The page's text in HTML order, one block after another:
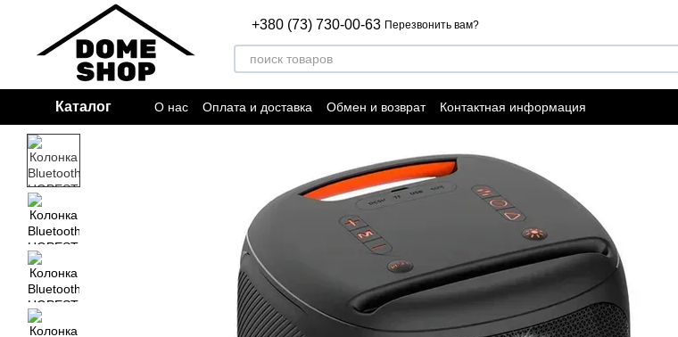
Перейти к основному контенту
+380 (73) 730-00-63 Перезвонить вам?
Каталог О нас Оплата и доставка Обмен и возврат
Контактная информация
Пользовательское соглашение
Отзывы о магазине Договор публичной оферты